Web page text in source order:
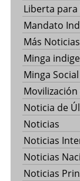
Liberta
Mandato
Más
Minga
Minga
Noticia de
Noticias
Noticias
Noticias
Noticias